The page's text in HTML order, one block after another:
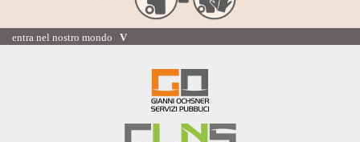
entra nel nostro mondo V